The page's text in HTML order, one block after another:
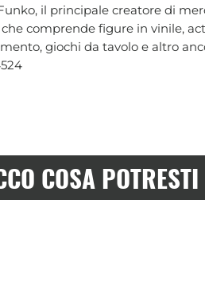
il principale creatore di
comprende figure in vinile,
giochi da tavolo e altro
COSA